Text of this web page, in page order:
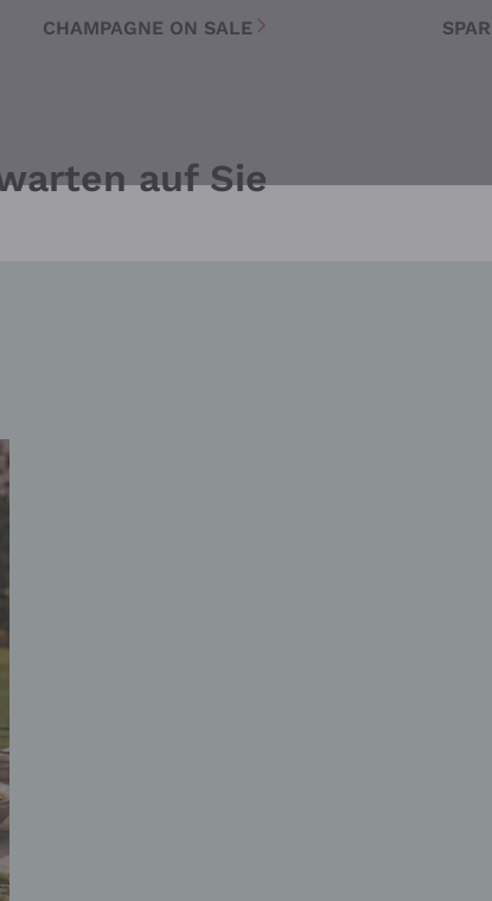
CHAMPAGNE ON SALE
auf Sie